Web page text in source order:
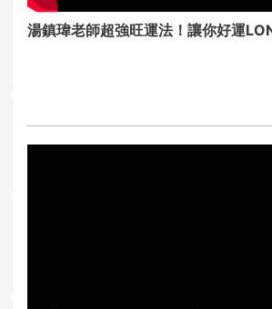
湯鎮瑋老師超強旺運法！讓你好運